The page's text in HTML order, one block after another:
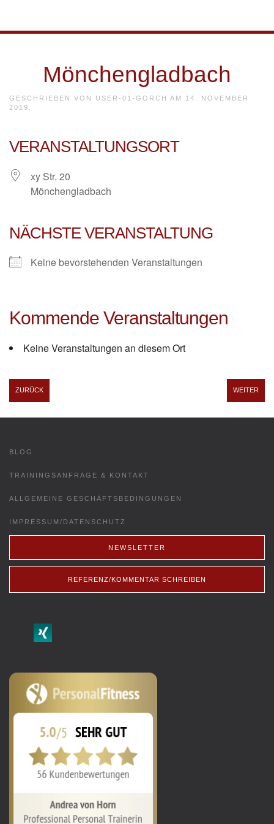
Skip to main content
Mönchengladbach
GESCHRIEBEN VON USER-01-GORCH AM 14. NOVEMBER
2019
VERANSTALTUNGSORT
xy Str. 20
Mönchengladbach
NÄCHSTE VERANSTALTUNG
Keine bevorstehenden Veranstaltungen
Kommende Veranstaltungen
Keine Veranstaltungen an diesem Ort
ZURÜCK WEITER
BLOG
TRAININGSANFRAGE & KONTAKT
ALLGEMEINE GESCHÄFTSBEDINGUNGEN
IMPRESSUM/DATENSCHUTZ
NEWSLETTER
REFERENZ/KOMMENTAR SCHREIBEN